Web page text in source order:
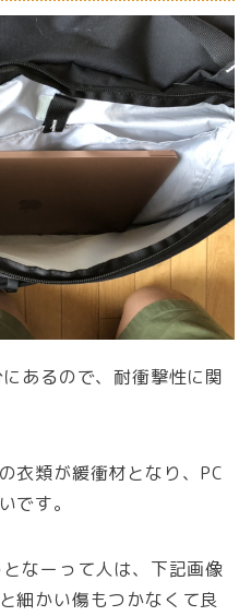
あるので、耐衝撃性に関
衣類が緩衝材となり、PC
です。
なーって人は、下記画像
細かい傷もつかなくて良